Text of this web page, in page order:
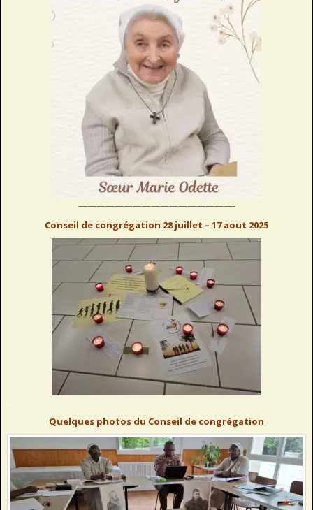
—————————————————-
Conseil de congrégation 28 juillet – 17 aout 2025
Quelques photos du Conseil de congrégation